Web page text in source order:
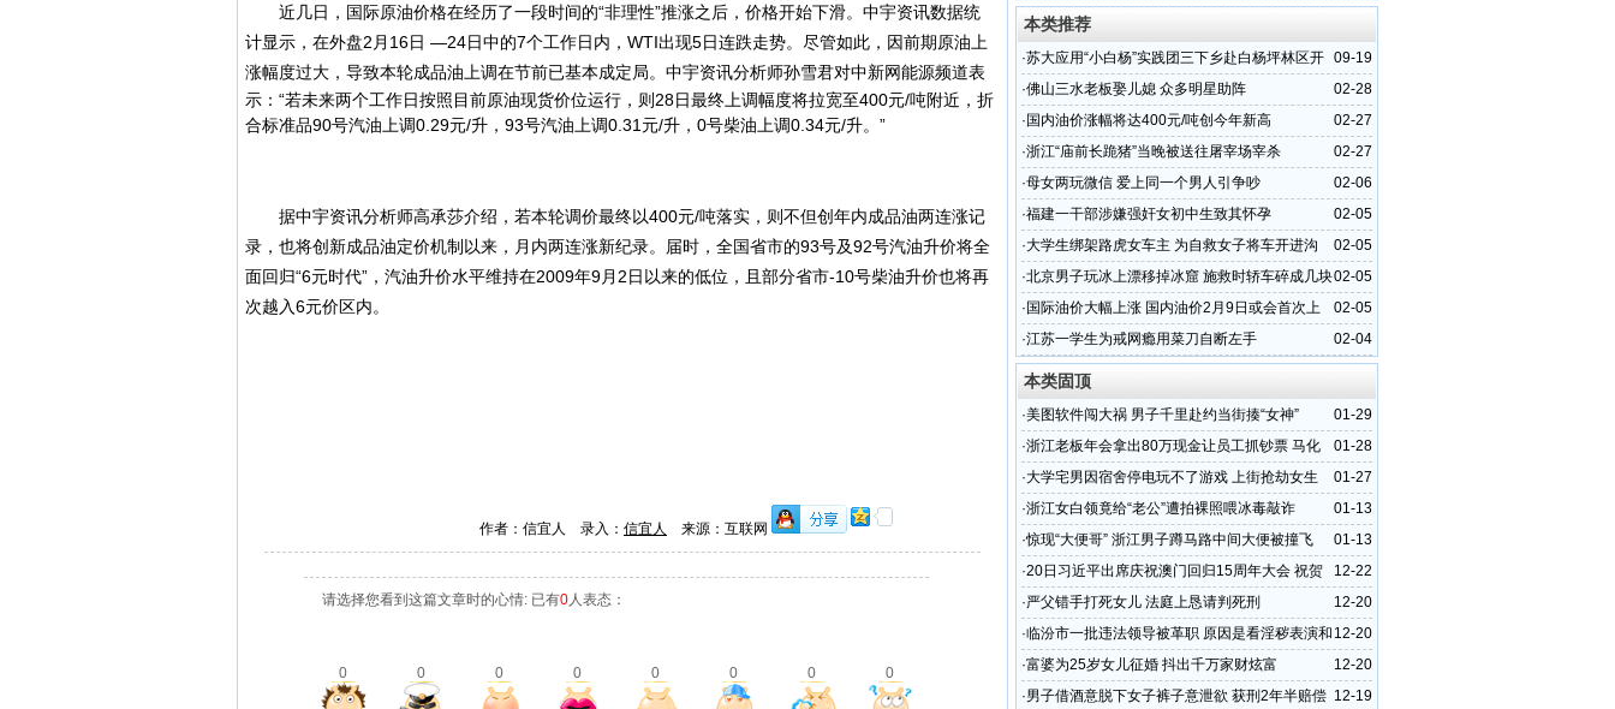
近几日，国际原油价格在经历了一段时间的“非理性”推涨之后，价格开始下滑。中宇资讯数据统
计显示，在外盘2月16日 —24日中的7个工作日内，WTI出现5日连跌走势。尽管如此，因前期原油上
涨幅度过大，导致本轮成品油上调在节前已基本成定局。 中宇资讯分析师孙雪君对中新网能源频道表
示：“若未来两个工作日按照目前原油现货价位运行，则28日最终上调幅度将拉宽至400元/吨附近，折
合标准品90号汽油上调0.29元/升，93号汽油上调0.31元/升，0号柴油上调0.34元/升。”
据中宇资讯分析师高承莎介绍，若本轮调价最终以400元/吨落实，则不但创年内成品油两连涨记
录，也将创新成品油定价机制以来，月内两连涨新纪录。届时，全国省市的93号及92号汽油升价将全
面回归“6元时代”，汽油升价水平维持在2009年9月2日以来的低位，且部分省市-10号柴油升价也将再
次越入6元价区内。
作者：信宜人 录入： 信宜人 来源：互联网
请选择您看到这篇文章时的心情: 已有0人表态：
0 0 0 0 0 0 0 0
本类推荐
09-19
·苏大应用“小白杨”实践团三下乡赴白杨坪林区开
展支教扶贫实践活动
02-28
·佛山三水老板娶儿媳 众多明星助阵
02-27
· 国内油价涨幅将达400元/吨创今年新高
02-27
·浙江“庙前长跪猪”当晚被送往屠宰场宰杀
02-06
·母女两玩微信 爱上同一个男人引争吵
02-05
·福建一干部涉嫌强奸女初中生致其怀孕
02-05
·大学生绑架路虎女车主 为自救女子将车开进沟
02-05
·北京男子玩冰上漂移掉冰窟 施救时轿车碎成几块
02-05
· 国际油价大幅上涨 国内油价2月9日或会首次上
调
02-04
·江苏一学生为戒网瘾用菜刀自断左手
本类固顶
01-29
·美图软件闯大祸 男子千里赴约当街揍“女神”
01-28
·浙江老板年会拿出80万现金让员工抓钞票 马化
腾叫板每人派1亿
01-27
·大学宅男因宿舍停电玩不了游戏 上街抢劫女生
01-13
·浙江女白领竟给“老公”遭拍裸照喂冰毒敲诈
01-13
·惊现“大便哥” 浙江男子蹲马路中间大便被撞飞
12-22
·20日习近平出席庆祝澳门回归15周年大会 祝贺
崔世安任职区长
12-20
·严父错手打死女儿 法庭上恳请判死刑
12-20
·临汾市一批违法领导被革职 原因是看淫秽表演和
贪污问题
12-20
·富婆为25岁女儿征婚 抖出千万家财炫富
12-19
·男子借酒意脱下女子裤子意泄欲 获刑2年半赔偿